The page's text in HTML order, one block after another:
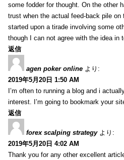
some fodder for thought. On the other
trust when the actual feed-back pile on
started upon a tirade involving some
though I can not agree with the idea in
返信
agen poker online より:
2019年5月20日 1:50 AM
I’m often to running a blog and i
interest. I’m going to bookmark your
返信
forex scalping strategy より:
2019年5月20日 4:02 AM
Thank you for any other excellent